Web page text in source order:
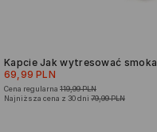
Kapcie Jak wytresować smoka
69,99 PLN
Cena regularna 119,99 PLN
Najniższa cena z 30 dni 79,99 PLN